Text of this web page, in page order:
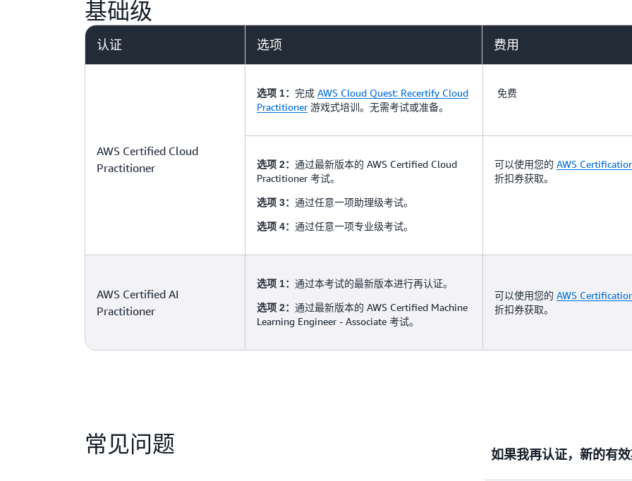
基础级
认证 选项 费用
AWS Certified Cloud
Practitioner
选项 1： 完成 AWS Cloud Quest: Recertify Cloud
Practitioner 游戏式培训。无需考试或准备。
选项 2： 通过最新版本的 AWS Certified Cloud
Practitioner 考试。
选项 3： 通过任意一项助理级考试。
选项 4： 通过任意一项专业级考试。
免费
可以使用您的 AWS
折扣券获取。
AWS Certified AI
Practitioner
选项 1： 通过本考试的最新版本进行再认证。
选项 2： 通过最新版本的 AWS Certified Machine
Learning Engineer - Associate 考试。
可以使用您的 AWS
折扣券获取。
常见问题 如果我再认证，新的有